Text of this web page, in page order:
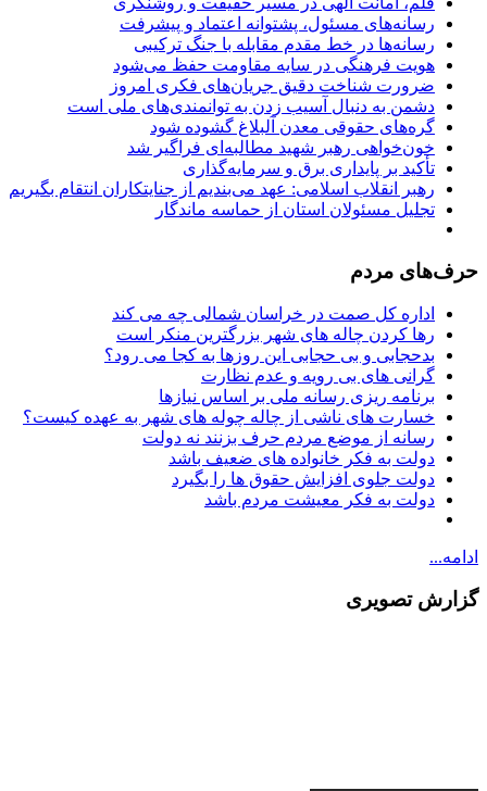
رسانه‌های مسئول، پشتوانه اعتماد و پیشرفت
رسانه‌ها در خط مقدم مقابله با جنگ ترکیبی
هویت فرهنگی در سایه مقاومت حفظ می‌شود
ضرورت شناخت دقیق جریان‌های فکری امروز
دشمن به دنبال آسیب زدن به توانمندی‌های ملی است
گره‌های حقوقی معدن آلبلاغ گشوده شود
خون‌خواهی رهبر شهید مطالبه‌ای فراگیر شد
تأکید بر پایداری برق و سرمایه‌گذاری
رهبر انقلاب اسلامی: عهد می‌بندیم از جنایتکاران انتقام بگیریم
تجلیل مسئولان استان از حماسه ماندگار
حرف‌های مردم
اداره کل صمت در خراسان شمالی چه می کند
رها کردن چاله های شهر بزرگترین منکر است
بدحجابی و بی حجابی این روزها به کجا می رود؟
گرانی های بی رویه و عدم نظارت
برنامه ریزی رسانه ملی بر اساس نیازها
خسارت های ناشی از چاله چوله های شهر به عهده کیست؟
رسانه از موضع مردم حرف بزنند نه دولت
دولت به فکر خانواده های ضعیف باشد
دولت جلوی افزایش حقوق ها را بگیرد
دولت به فکر معیشت مردم باشد
ادامه...
گزارش تصویری